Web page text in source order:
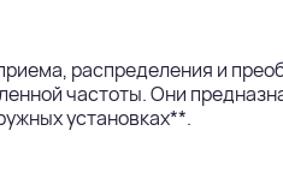
распределения и
частоты. Они
установках**.